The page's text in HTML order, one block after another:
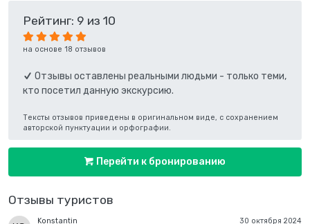
Отзывы туристов
30 октября 2024
Konstantin
Рейтинг: 9 из 10
на основе 18 отзывов
Отзывы оставлены реальными людьми - только теми,
кто посетил данную экскурсию.
Тексты отзывов приведены в оригинальном виде, с сохранением
авторской пунктуации и орфографии.
Перейти к бронированию